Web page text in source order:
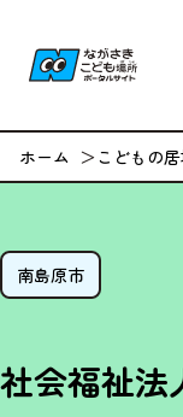
ホーム こどもの
南島原市
社会福祉